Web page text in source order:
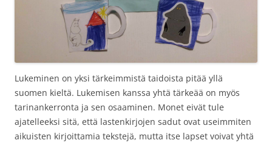
Lukeminen on yksi tärkeimmistä taidoista pitää yllä
suomen kieltä. Lukemisen kanssa yhtä tärkeää on myös
tarinankerronta ja sen osaaminen. Monet eivät tule
ajatelleeksi sitä, että lastenkirjojen sadut ovat useimmiten
aikuisten kirjoittamia tekstejä, mutta itse lapset voivat yhtä